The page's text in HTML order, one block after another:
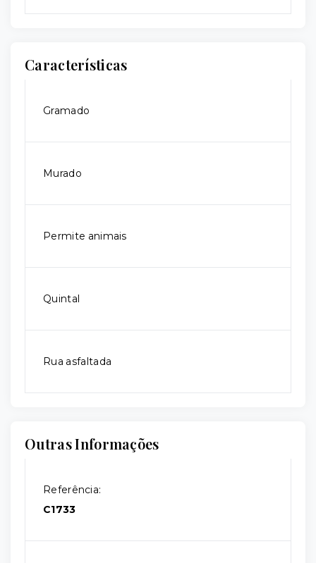
Características
Gramado
Murado
Permite animais
Quintal
Rua asfaltada
Outras Informações
Referência:
C1733